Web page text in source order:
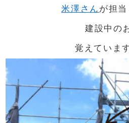
米澤さんが担
建設中の
覚えていま